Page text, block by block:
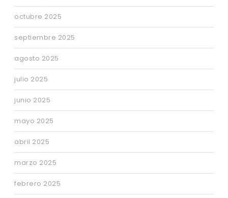
octubre 2025
septiembre 2025
agosto 2025
julio 2025
junio 2025
mayo 2025
abril 2025
marzo 2025
febrero 2025